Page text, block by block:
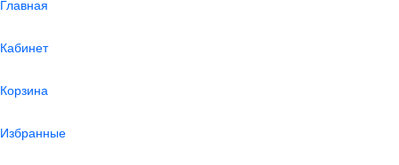
Главная
Кабинет
Корзина
Избранные